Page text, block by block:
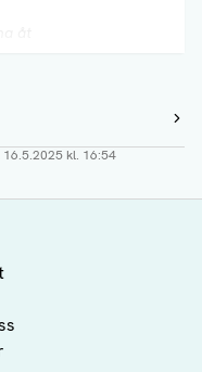
åt
16.5.2025 kl. 16:54